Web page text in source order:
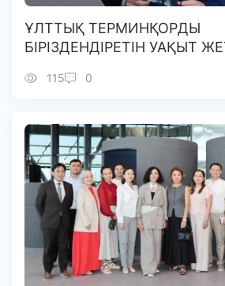
ҰЛТТЫҚ ТЕРМИНҚОРДЫ
БІРІЗДЕНДІРЕТІН УАҚЫТ
115 0